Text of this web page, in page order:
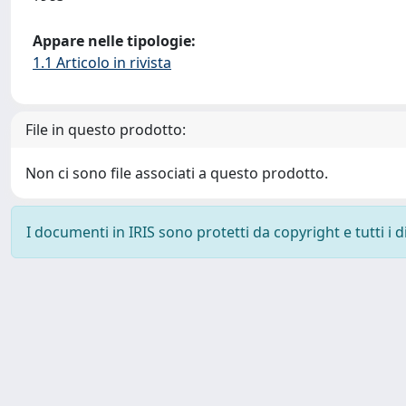
Appare nelle tipologie:
1.1 Articolo in rivista
File in questo prodotto:
Non ci sono file associati a questo prodotto.
I documenti in IRIS sono protetti da copyright e tutti i